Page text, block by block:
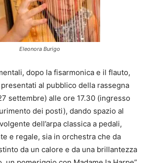
Eleonora Burigo
dopo la fisarmonica e il flauto,
al pubblico della rassegna
settembre) alle ore 17.30 (ingresso
dei posti), dando spazio al
dell’arpa classica a pedali,
e regale, sia in orchestra che da
da un calore e da una brillantezza